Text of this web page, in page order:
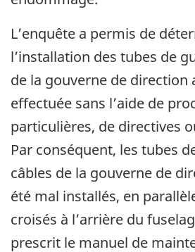
L’enquête a permis de
l’installation des tubes de
de la gouverne de direction
effectuée sans l’aide de
particulières, de directives
Par conséquent, les tubes
câbles de la gouverne de
été mal installés, en
croisés à l’arrière du
prescrit le manuel de